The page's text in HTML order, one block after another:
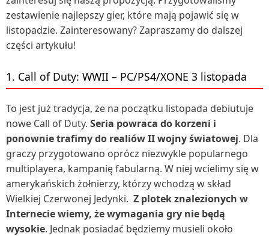
zestawienie najlepszy gier, które mają pojawić się w
listopadzie. Zainteresowany? Zapraszamy do dalszej
części artykułu!
1. Call of Duty: WWII – PC/PS4/XONE 3 listopada
To jest już tradycja, że na początku listopada debiutuje
nowe Call of Duty. Seria powraca do korzeni i
ponownie trafimy do realiów II wojny światowej. Dla
graczy przygotowano oprócz niezwykle popularnego
multiplayera, kampanię fabularną. W niej wcielimy się w
amerykańskich żołnierzy, którzy wchodzą w skład
Wielkiej Czerwonej Jedynki. Z plotek znalezionych w
Internecie wiemy, że wymagania gry nie będą
wysokie. Jednak posiadać będziemy musieli około